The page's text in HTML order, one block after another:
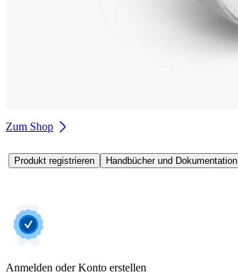
Zum Shop
Produkt registrieren Handbücher und Dokumentation
Anmelden oder Konto erstellen